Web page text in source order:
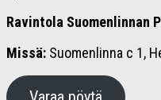
Ravintola Suomenlinnan
Missä: Suomenlinna c 1,